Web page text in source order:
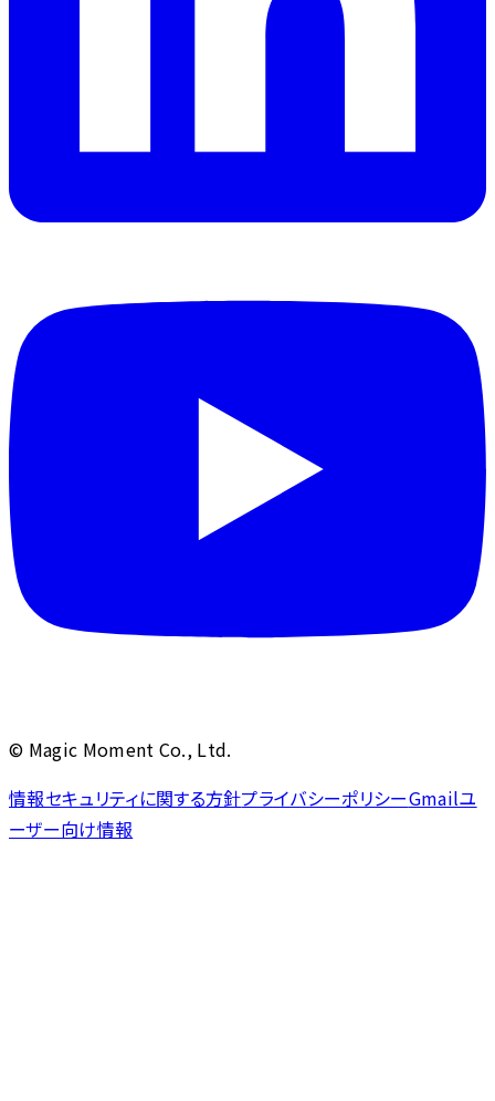
© Magic Moment Co., Ltd.
情報セキュリティに関する方針プライバシーポリシーGmailユ
ーザー向け情報